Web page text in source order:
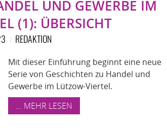
UND GEWERBE IM
(1): ÜBERSICHT
REDAKTION
Mit dieser Einführung beginnt eine neue
Serie von Geschichten zu Handel und
Gewerbe im Lützow-Viertel.
... MEHR LESEN